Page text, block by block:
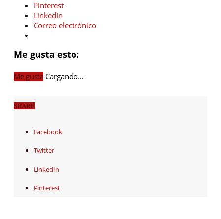
Pinterest
LinkedIn
Correo electrónico
Me gusta esto:
Me gusta Cargando...
SHARE
Facebook
Twitter
LinkedIn
Pinterest